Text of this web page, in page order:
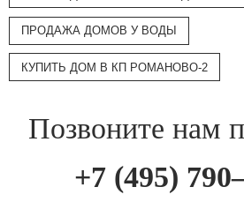
ПРОДАЖА ДОМОВ У ВОДЫ
КУПИТЬ ДОМ В КП РОМАНОВО-2
Позвоните нам
+7 (495)